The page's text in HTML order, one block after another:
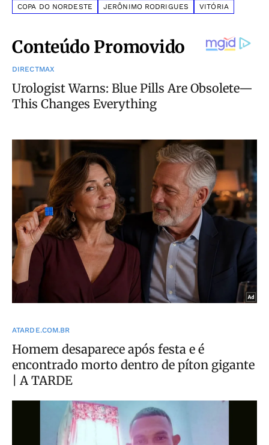
COPA DO NORDESTE JERÔNIMO RODRIGUES VITÓRIA